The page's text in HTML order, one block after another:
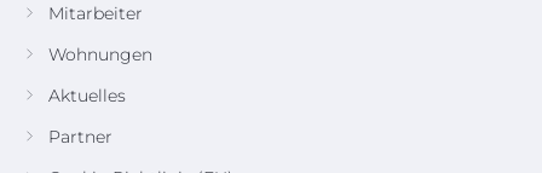
Mitarbeiter
Wohnungen
Aktuelles
Partner